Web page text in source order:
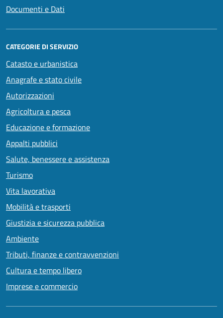
Documenti e Dati
CATEGORIE DI SERVIZIO
Catasto e urbanistica
Anagrafe e stato civile
Autorizzazioni
Agricoltura e pesca
Educazione e formazione
Appalti pubblici
Salute, benessere e assistenza
Turismo
Vita lavorativa
Mobilità e trasporti
Giustizia e sicurezza pubblica
Ambiente
Tributi, finanze e contravvenzioni
Cultura e tempo libero
Imprese e commercio